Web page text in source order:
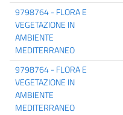
9798764 - FLORA E
VEGETAZIONE IN
AMBIENTE
MEDITERRANEO
9798764 - FLORA E
VEGETAZIONE IN
AMBIENTE
MEDITERRANEO